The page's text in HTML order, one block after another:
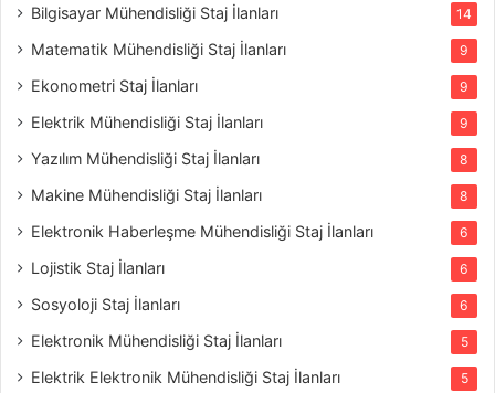
Bilgisayar Mühendisliği Staj İlanları 14
Matematik Mühendisliği Staj İlanları 9
Ekonometri Staj İlanları 9
Elektrik Mühendisliği Staj İlanları 9
Yazılım Mühendisliği Staj İlanları 8
Makine Mühendisliği Staj İlanları 8
Elektronik Haberleşme Mühendisliği Staj İlanları 6
Lojistik Staj İlanları 6
Sosyoloji Staj İlanları 6
Elektronik Mühendisliği Staj İlanları 5
Elektrik Elektronik Mühendisliği Staj İlanları 5